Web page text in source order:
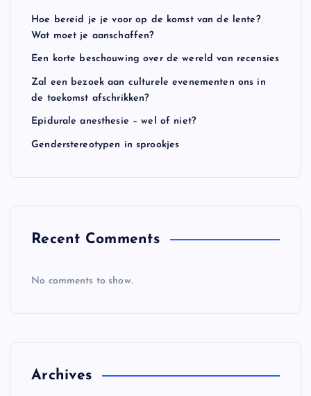
n
t
n
Hoe bereid je je voor op de komst van de lente?
Wat moet je aanschaffen?
Een korte beschouwing over de wereld van recensies
Zal een bezoek aan culturele evenementen ons in
de toekomst afschrikken?
Epidurale anesthesie – wel of niet?
Genderstereotypen in sprookjes
Recent Comments
No comments to show.
Archives